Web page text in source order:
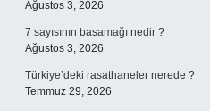
Ağustos 3, 2026
7 sayısının basamağı nedir ?
Ağustos 3, 2026
Türkiye’deki rasathaneler nerede ?
Temmuz 29, 2026